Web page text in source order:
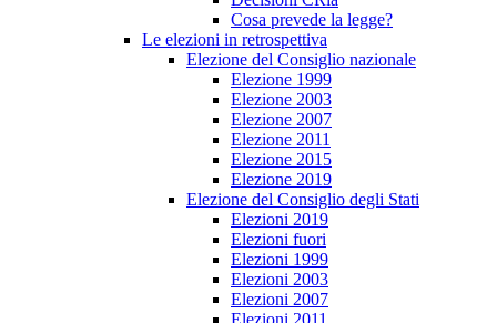
Cosa prevede la legge?
Le elezioni in retrospettiva
Elezione del Consiglio nazionale
Elezione 1999
Elezione 2003
Elezione 2007
Elezione 2011
Elezione 2015
Elezione 2019
Elezione del Consiglio degli Stati
Elezioni 2019
Elezioni fuori
Elezioni 1999
Elezioni 2003
Elezioni 2007